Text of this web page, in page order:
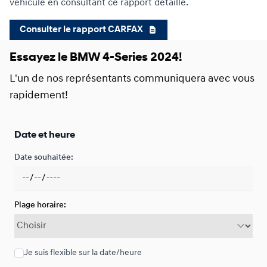
Financement sur 24 mois
Financement sur 24 mois
0.00 $ d'acompte • 6.99%
véhicule en consultant ce rapport détaillé.
Consulter le rapport CARFAX
Essayez le BMW 4-Series 2024!
L'un de nos représentants communiquera avec vous
rapidement!
Date et heure
Date souhaitée:
Plage horaire:
Je suis flexible sur la date/heure